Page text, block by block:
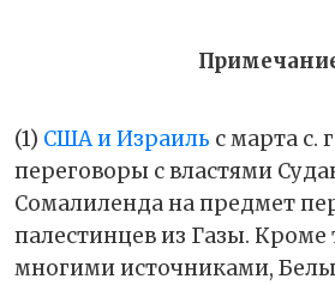
(1) США и Израиль с марта с.
переговоры с властями
Сомалиленда на предмет
палестинцев из Газы. Кроме
многими источниками,